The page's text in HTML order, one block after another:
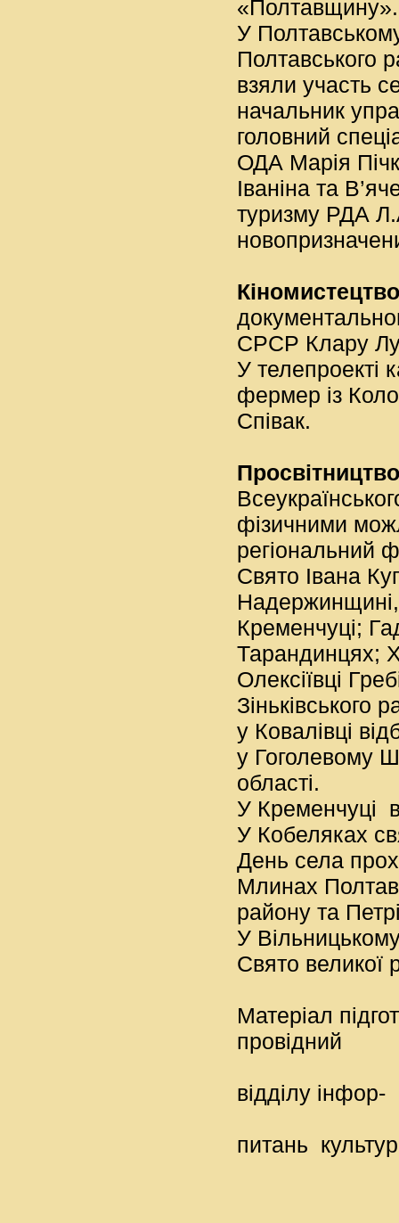
«Полтавщину».
У
Полтавського
взяли участь
начальник
головний
ОДА Марія
Іваніна та
туризму РДА
Кіномистецтво
СРСР Клару
У
фермер із
Співак.
фізичними
регіональний
Свято Івана
Надержинщині,
Кременчуці;
Тарандинцях;
Олексіївці
Зіньківського
у Ковалівці
у Гоголевому
області.
У Кременчуці
У Кобеляках
День села
Млинах
району та
У
Свято великої
відділу інфор-
питань